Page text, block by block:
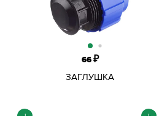
66₽
ЗАГЛУШКА